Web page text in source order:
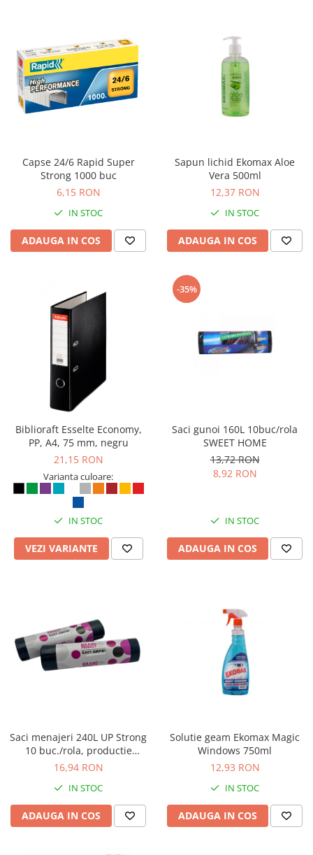
Genti de plaja si cumparaturi
Portofele si portcarduri RFID
Sport si accesorii outdoor
Sticle, cani si termosuri to go
Plaja si relaxare
Genti frigorifice
Ochelari de soare
Lanyards si brelocuri
Umbrele
Unelte multifunctionale si bricege
(multitools)
Seturi si scule de baza
Masurare si taiere
Lampi portabile
Lanterne, lampi si accesorii
ajutor
Noutati si inovatii
Pachete Cadou Premium
Promotii si reduceri
Capse 24/6 Rapid Super
Strong 1000 buc
6,15 RON
IN STOC
ADAUGA IN COS
Sapun lichid Ekomax Aloe
Vera 500ml
12,37 RON
IN STOC
ADAUGA IN COS
Biblioraft Esselte Economy,
PP, A4, 75 mm, negru
21,15 RON
Varianta culoare:
IN STOC
VEZI VARIANTE
-35%
Saci gunoi 160L 10buc/rola
SWEET HOME
13,72 RON
8,92 RON
IN STOC
ADAUGA IN COS
Saci menajeri 240L UP Strong
10 buc./rola, productie
proprie Unitate Protejata
16,94 RON
IN STOC
ADAUGA IN COS
Solutie geam Ekomax Magic
Windows 750ml
12,93 RON
IN STOC
ADAUGA IN COS